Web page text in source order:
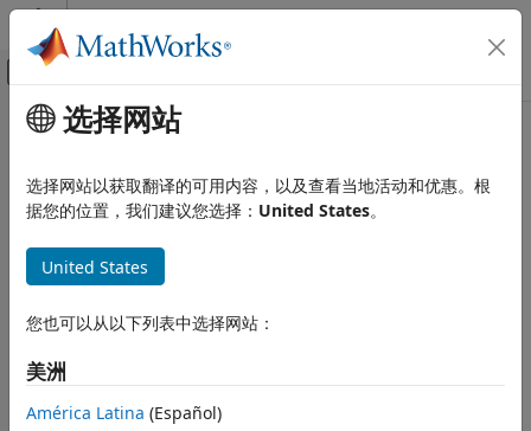
跳到内容
画布外导航菜单切换
文档主页
语言基础知识
数据类型
字符和字符串
本页内容
语法
描述
示例
主要内容
strtok
所选的字符串部分
全页折叠
语法
token = strtok(str)
[token,remain] = strtok(
说明
选择网站
选择网站以获取翻译的可用内容，以及查看当地活动和优惠。根
据您的位置，我们建议您选择： United States。
United States
您也可以从以下列表中选择网站：
美洲
América Latina (Español)